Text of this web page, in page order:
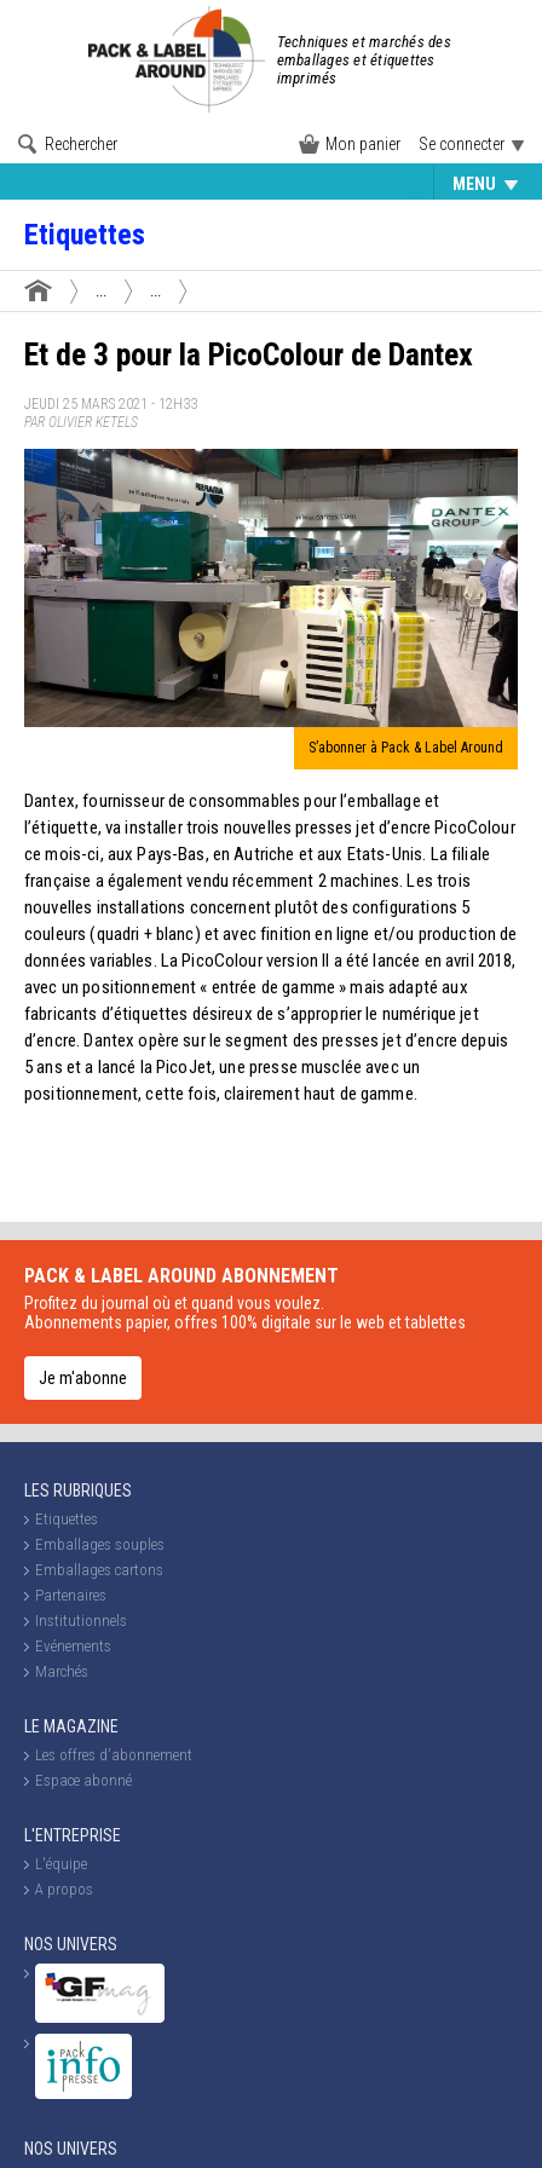
Techniques et marchés des
emballages et étiquettes
imprimés
Rechercher Mon panier Se connecter
MENU
Etiquettes
Et de 3 pour la PicoColour de Dantex
JEUDI 25 MARS 2021 - 12H33
PAR OLIVIER KETELS
S’abonner à Pack & Label Around
Dantex, fournisseur de consommables pour l’emballage et
l’étiquette, va installer trois nouvelles presses jet d’encre PicoColour
ce mois-ci, aux Pays-Bas, en Autriche et aux Etats-Unis. La filiale
française a également vendu récemment 2 machines. Les trois
nouvelles installations concernent plutôt des configurations 5
couleurs (quadri + blanc) et avec finition en ligne et/ou production de
données variables. La PicoColour version II a été lancée en avril 2018,
avec un positionnement « entrée de gamme » mais adapté aux
fabricants d’étiquettes désireux de s’approprier le numérique jet
d’encre. Dantex opère sur le segment des presses jet d’encre depuis
5 ans et a lancé la PicoJet, une presse musclée avec un
positionnement, cette fois, clairement haut de gamme.
PACK & LABEL AROUND ABONNEMENT
Profitez du journal où et quand vous voulez.
Abonnements papier, offres 100% digitale sur le web et tablettes
Je m'abonne
LES RUBRIQUES
Etiquettes
Emballages souples
Emballages cartons
Partenaires
Institutionnels
Evénements
Marchés
LE MAGAZINE
Les offres d'abonnement
Espace abonné
L'ENTREPRISE
L'équipe
A propos
NOS UNIVERS
NOS UNIVERS